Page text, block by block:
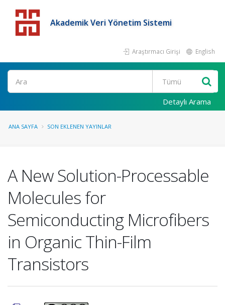
Akademik Veri Yönetim Sistemi
Araştırmacı Girişi English
Detaylı Arama
ANA SAYFA SON EKLENEN YAYINLAR
A New Solution-Processable
Molecules for
Semiconducting Microfibers
in Organic Thin-Film
Transistors